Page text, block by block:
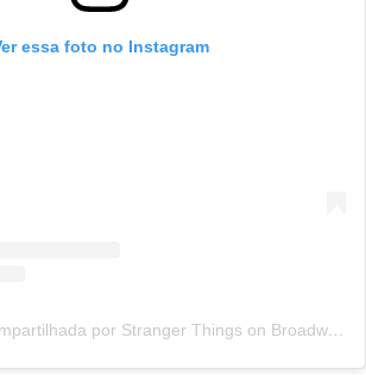
essa foto no Instagram
Uma publicação compartilhada por Stranger Things on Broadway (@stonbroadway)